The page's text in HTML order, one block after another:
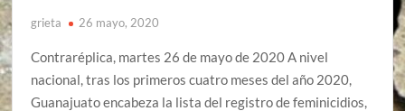
grieta 26 mayo, 2020
Contraréplica, martes 26 de mayo de 2020 A nivel
nacional, tras los primeros cuatro meses del año 2020,
Guanajuato encabeza la lista del registro de feminicidios,